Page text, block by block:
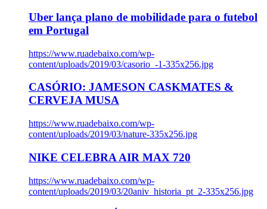
Uber lança plano de mobilidade para o futebol
em Portugal
https://www.ruadebaixo.com/wp-
content/uploads/2019/03/casorio_-1-335x256.jpg
CASÓRIO: JAMESON CASKMATES &
CERVEJA MUSA
https://www.ruadebaixo.com/wp-
content/uploads/2019/03/nature-335x256.jpg
NIKE CELEBRA AIR MAX 720
https://www.ruadebaixo.com/wp-
content/uploads/2019/03/20aniv_historia_pt_2-335x256.jpg